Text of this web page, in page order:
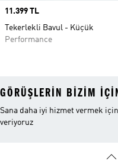
Price
11.399 TL
Tekerlekli Bavul - Küçük
Performance
GÖRÜŞLERIN BIZIM
Sana daha iyi hizmet vermek
veriyoruz